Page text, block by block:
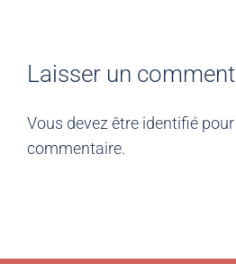
commentaire
Laisser un